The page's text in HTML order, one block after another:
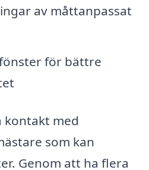
av måttanpassat
för bättre
kontakt med
som kan
Genom att ha flera